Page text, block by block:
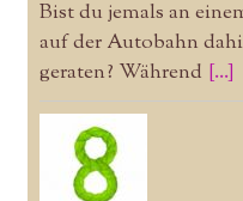
Bist du jemals an
auf der Autobahn
geraten? Während [...]